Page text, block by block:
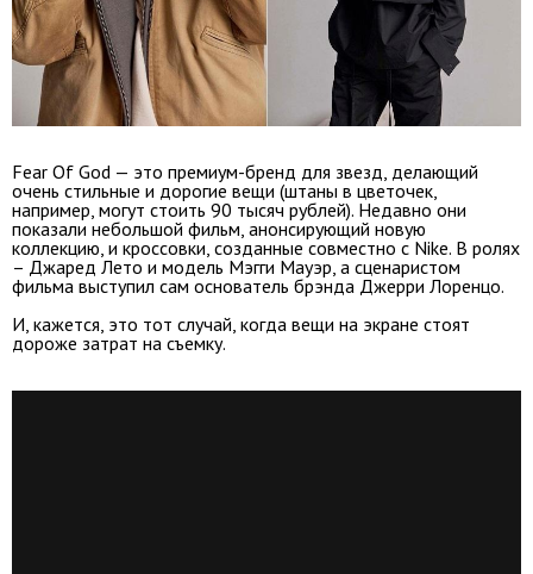
Fear Of God — это премиум-бренд для звезд, делающий
очень стильные и дорогие вещи (штаны в цветочек,
например, могут стоить 90 тысяч рублей). Недавно они
показали небольшой фильм, анонсирующий новую
коллекцию, и кроссовки, созданные совместно с Nike. В ролях
– Джаред Лето и модель Мэгги Мауэр, а сценаристом
фильма выступил сам основатель брэнда Джерри Лоренцо.
И, кажется, это тот случай, когда вещи на экране стоят
дороже затрат на съемку.